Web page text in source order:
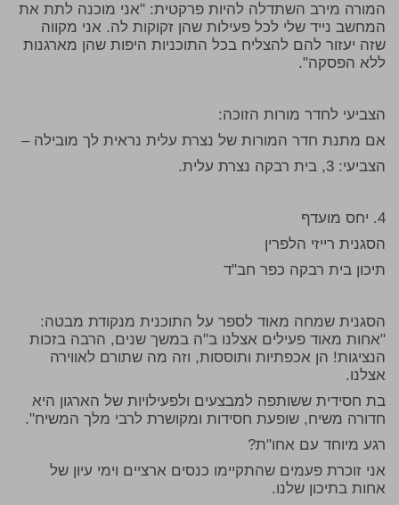
המורה מירב השתדלה להיות פרקטית: "אני מוכנה לתת את
המחשב נייד שלי לכל פעילות שהן זקוקות לה. אני מקווה
שזה יעזור להם להצליח בכל התוכניות היפות שהן מארגנות
ללא הפסקה".
הצביעי לחדר מורות הזוכה:
אם מתנת חדר המורות של נצרת עלית נראית לך מובילה –
הצביעי: 3, בית רבקה נצרת עלית.
4. יחס מועדף
הסגנית רייזי הלפרין
תיכון בית רבקה כפר חב"ד
הסגנית שמחה מאוד לספר על התוכנית מנקודת מבטה:
"אחות מאוד פעילים אצלנו ב"ה במשך שנים, הרבה בזכות
הנציגות! הן אכפתיות ותוססות, וזה מה שתורם לאווירה
אצלנו.
בת חסידית ששותפה למבצעים ולפעילויות של הארגון היא
חדורה משיח, שופעת חסידות ומקושרת לרבי מלך המשיח".
רגע מיוחד עם אחו"ת?
אני זוכרת פעמים שהתקיימו כנסים ארציים וימי עיון של
אחות בתיכון שלנו.